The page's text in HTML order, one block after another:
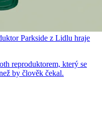
Parkside z Lidlu hraje
reproduktorem, který se
by člověk čekal.